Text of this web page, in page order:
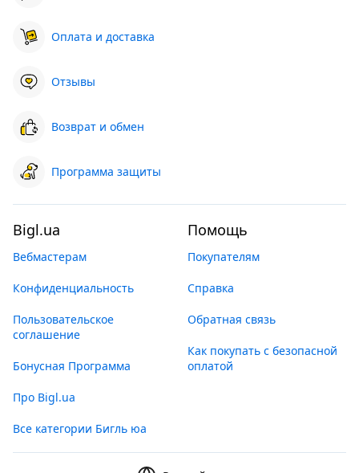
Оплата и доставка
Отзывы
Возврат и обмен
Программа защиты
Bigl.ua
Вебмастерам
Конфиденциальность
Пользовательское
соглашение
Бонусная Программа
Про Bigl.ua
Все категории Бигль юа
Помощь
Покупателям
Справка
Обратная связь
Как покупать с безопасной
оплатой